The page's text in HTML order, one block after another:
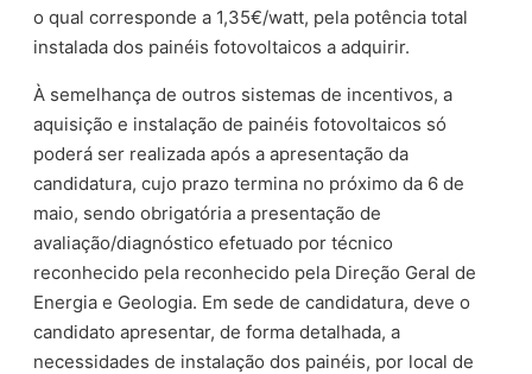
o qual corresponde a 1,35€/watt, pela potência total
instalada dos painéis fotovoltaicos a adquirir.
À semelhança de outros sistemas de incentivos, a
aquisição e instalação de painéis fotovoltaicos só
poderá ser realizada após a apresentação da
candidatura, cujo prazo termina no próximo da 6 de
maio, sendo obrigatória a presentação de
avaliação/diagnóstico efetuado por técnico
reconhecido pela reconhecido pela Direção Geral de
Energia e Geologia. Em sede de candidatura, deve o
candidato apresentar, de forma detalhada, a
necessidades de instalação dos painéis, por local de